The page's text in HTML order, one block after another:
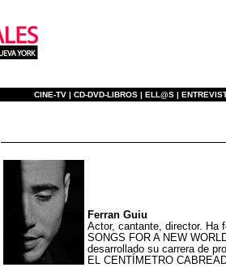
CINE-TV | CD-DVD-LIBROS | ELL@S |
Ferran Guiu
Actor, cantante, director. Ha
SONGS FOR A NEW
desarrollado su carrera de
EL CENTÍMETRO